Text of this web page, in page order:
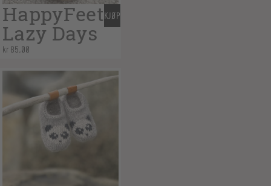
HappyFeet
Lazy Days
kr 85,00
KJØP